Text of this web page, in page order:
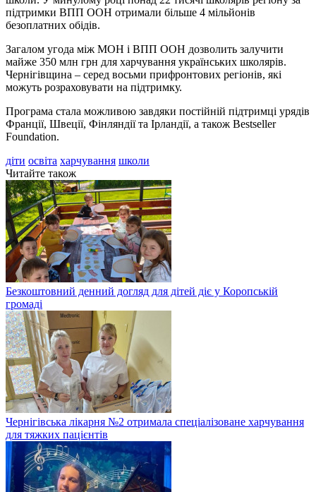
підтримки ВПП ООН отримали більше 4 мільйонів
безоплатних обідів.
Загалом угода між МОН і ВПП ООН дозволить залучити
майже 350 млн грн для харчування українських школярів.
Чернігівщина – серед восьми прифронтових регіонів, які
можуть розраховувати на підтримку.
Програма стала можливою завдяки постійній підтримці урядів
Франції, Швеції, Фінляндії та Ірландії, а також Bestseller
Foundation.
діти освіта харчування школи
Читайте також
Безкоштовний денний догляд для дітей діє у Коропській
громаді
Чернігівська лікарня №2 отримала спеціалізоване харчування
для тяжких пацієнтів